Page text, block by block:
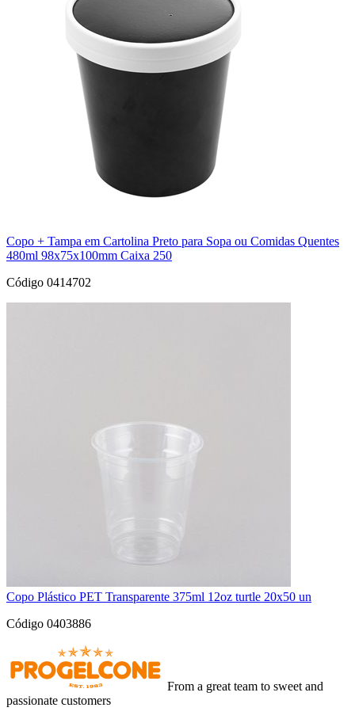
Copo + Tampa em Cartolina Preto para Sopa ou Comidas Quentes
480ml 98x75x100mm Caixa 250
Código 0414702
Copo Plástico PET Transparente 375ml 12oz turtle 20x50 un
Código 0403886
From a great team to sweet and
passionate customers